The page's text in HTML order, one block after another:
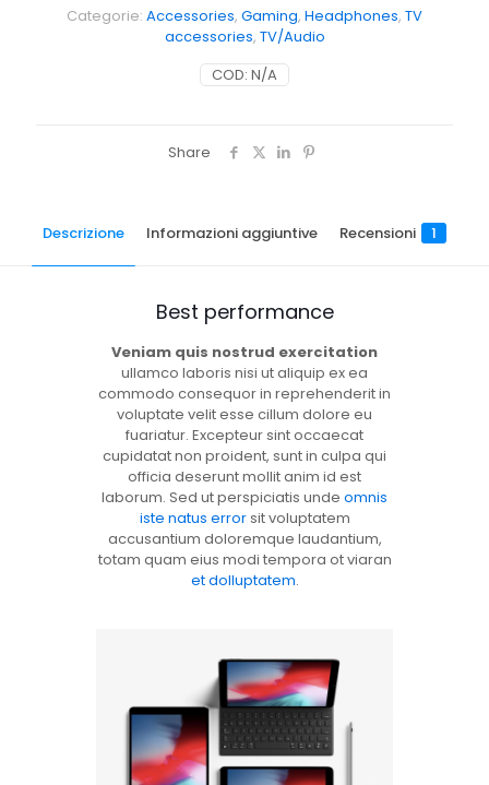
COD: N/A
Categorie: Accessories, Gaming, Headphones, TV
accessories, TV/Audio
Share
Descrizione Informazioni aggiuntive Recensioni 1
Best performance
Veniam quis nostrud exercitation
ullamco laboris nisi ut aliquip ex ea
commodo consequor in reprehenderit in
voluptate velit esse cillum dolore eu
fuariatur. Excepteur sint occaecat
cupidatat non proident, sunt in culpa qui
officia deserunt mollit anim id est
laborum. Sed ut perspiciatis unde omnis
iste natus errorsit voluptatem
accusantium doloremque laudantium,
totam quam eius modi tempora ot viaran
et dolluptatem.